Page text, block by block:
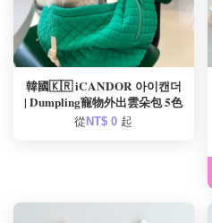
韓國🇰🇷 iCANDOR 아이캔더
| Dumpling寵物外出雲朵包 5色
從 NT$ 0 起